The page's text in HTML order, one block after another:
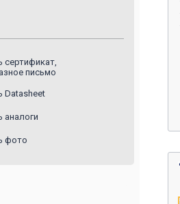
сертификат,
письмо
Datasheet
аналоги
фото